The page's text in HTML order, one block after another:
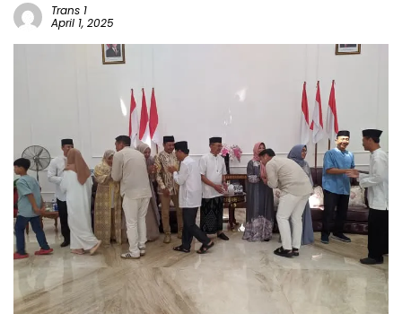
Trans 1
April 1, 2025